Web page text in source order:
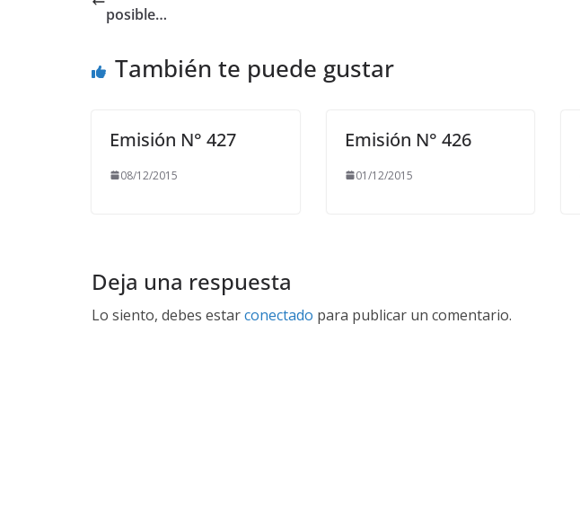
posible…
También te puede gustar
Emisión N° 427
08/12/2015
Emisión N° 426
01/12/2015
Deja una respuesta
Lo siento, debes estarconectado para publicar un comentario.